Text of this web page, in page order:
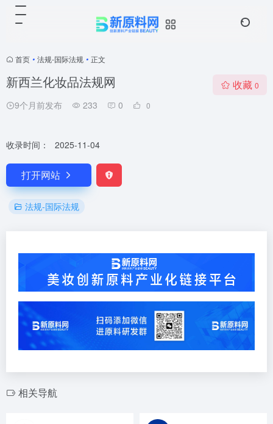
首页 • 法规-国际法规 • 正文
新西兰化妆品法规网
9个月前发布 233 0 0
收藏 0
收录时间： 2025-11-04
打开网站
法规-国际法规
相关导航